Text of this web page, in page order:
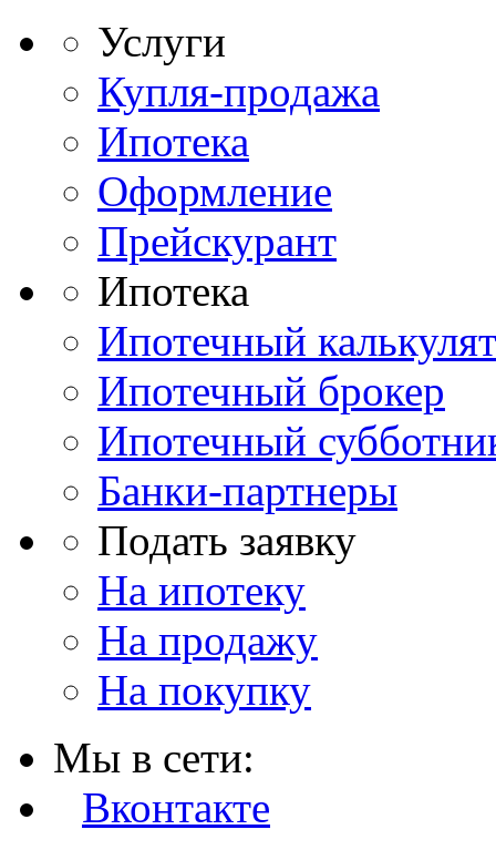
Услуги
Купля-продажа
Ипотека
Оформление
Прейскурант
Ипотека
Ипотечный
Ипотечный брокер
Ипотечный
Банки-партнеры
Подать заявку
На ипотеку
На продажу
На покупку
Мы в сети:
Вконтакте